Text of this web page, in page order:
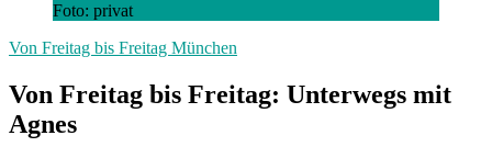
Foto: privat
Von Freitag bis Freitag München
Von Freitag bis Freitag: Unterwegs mit
Agnes